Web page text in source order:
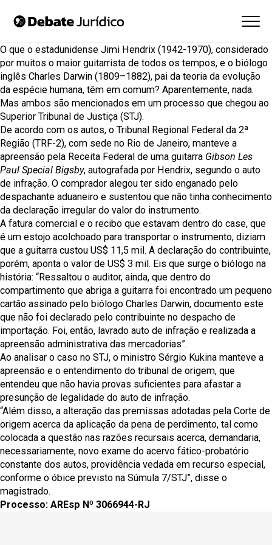
O que o estadunidense Jimi Hendrix (1942-1970), considerado
por muitos o maior guitarrista de todos os tempos, e o biólogo
inglês Charles Darwin (1809–1882), pai da teoria da evolução
da espécie humana, têm em comum? Aparentemente, nada.
Mas ambos são mencionados em um processo que chegou ao
Superior Tribunal de Justiça (STJ).
De acordo com os autos, o Tribunal Regional Federal da 2ª
Região (TRF-2), com sede no Rio de Janeiro, manteve a
apreensão pela Receita Federal de uma guitarra Gibson Les
Paul Special Bigsby, autografada por Hendrix, segundo o auto
de infração. O comprador alegou ter sido enganado pelo
despachante aduaneiro e sustentou que não tinha conhecimento
da declaração irregular do valor do instrumento.
A fatura comercial e o recibo que estavam dentro do case, que
é um estojo acolchoado para transportar o instrumento, diziam
que a guitarra custou US$ 11,5 mil. A declaração do contribuinte,
porém, aponta o valor de US$ 3 mil. Eis que surge o biólogo na
história: “Ressaltou o auditor, ainda, que dentro do
compartimento que abriga a guitarra foi encontrado um pequeno
cartão assinado pelo biólogo Charles Darwin, documento este
que não foi declarado pelo contribuinte no despacho de
importação. Foi, então, lavrado auto de infração e realizada a
apreensão administrativa das mercadorias”.
Ao analisar o caso no STJ, o ministro Sérgio Kukina manteve a
apreensão e o entendimento do tribunal de origem, que
entendeu que não havia provas suficientes para afastar a
presunção de legalidade do auto de infração.
“Além disso, a alteração das premissas adotadas pela Corte de
origem acerca da aplicação da pena de perdimento, tal como
colocada a questão nas razões recursais acerca, demandaria,
necessariamente, novo exame do acervo fático-probatório
constante dos autos, providência vedada em recurso especial,
conforme o óbice previsto na Súmula 7/STJ”, disse o
magistrado.
Processo: AREsp Nº 3066944-RJ